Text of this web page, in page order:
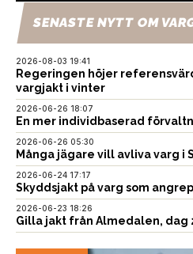
SENASTE NYTT OM
2026-08-03 19:41
Regeringen höjer
vargjakt i vinter
2026-06-26 18:07
En mer individbaserad
2026-06-26 05:30
Många jägare vill avliva varg i
2026-06-24 17:17
Skyddsjakt på varg som
2026-06-23 18:26
Gilla jakt från Almedalen, dag